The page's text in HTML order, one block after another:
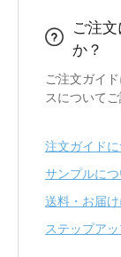
ご注
か？
ご注文ガイ
スについて
注文ガイド
サンプルにつ
送料・お届
ステップア